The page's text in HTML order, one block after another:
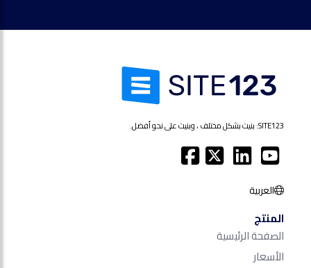
SITE123: بنيت بشكل مختلف ، وبنيت على نحو أفضل.
العربية
المنتج
الصفحة الرئيسية
الأسعار